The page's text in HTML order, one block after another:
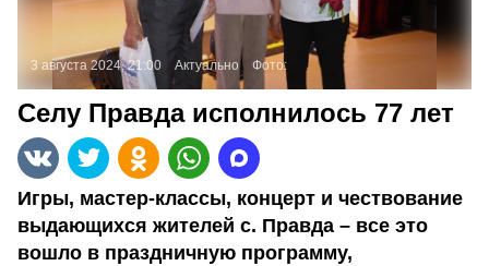
3 августа 2024, 21:00 Актуально Фото:
Селу Правда исполнилось 77 лет
Игры, мастер-классы, концерт и чествование
выдающихся жителей с. Правда – все это
вошло в праздничную программу,